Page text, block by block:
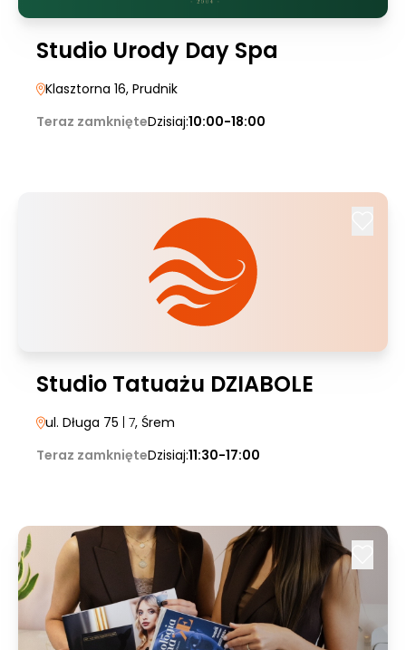
Studio Urody Day Spa
Klasztorna 16, Prudnik
Teraz zamknięteDzisiaj:10:00-18:00
Studio Tatuażu DZIABOLE
ul. Długa 75 | 7, Śrem
Teraz zamknięteDzisiaj:11:30-17:00